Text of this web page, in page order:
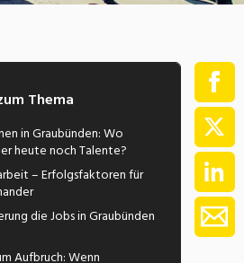
Thema
in Graubünden: Wo
heute noch Talente?
– Erfolgsfaktoren für
die Jobs in Graubünden
Aufbruch: Wenn